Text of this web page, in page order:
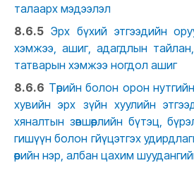
талаарх мэдээлэл
8.6.5 Эрх бүхий этгээдийн
хэмжээ, ашиг, адагдлын тайлан,
татварын хэмжээ ногдол ашиг
8.6.6 Төрийн болон орон
хувийн эрх зүйн хуулийн
хяналтын зөвшөөрлийн бүтэц,
гишүүн болон гйүцэтгэх
өөрийн нэр, албан цахим